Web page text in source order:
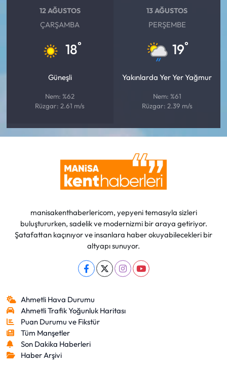
12 AĞUSTOS
ÇARŞAMBA
18°
Güneşli
Nem: %62
Rüzgar: 2.61 m/s
13 AĞUSTOS
PERŞEMBE
19°
Yakınlarda Yer Yer Yağmur
Nem: %61
Rüzgar: 2.39 m/s
manisakenthaberlericom, yepyeni temasıyla sizleri
buluştururken, sadelik ve modernizmi bir araya getiriyor.
Şatafattan kaçınıyor ve insanlara haber okuyabilecekleri bir
altyapı sunuyor.
Ahmetli Hava Durumu
Ahmetli Trafik Yoğunluk Haritası
Puan Durumu ve Fikstür
Tüm Manşetler
Son Dakika Haberleri
Haber Arşivi